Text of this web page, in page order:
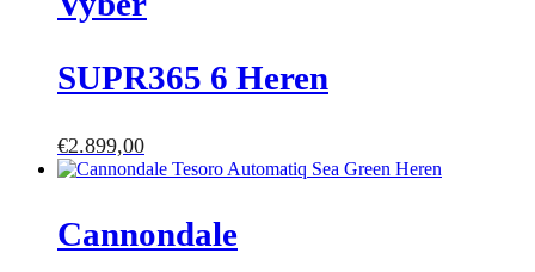
SUPR365 6 Heren
€2.899,00
Cannondale